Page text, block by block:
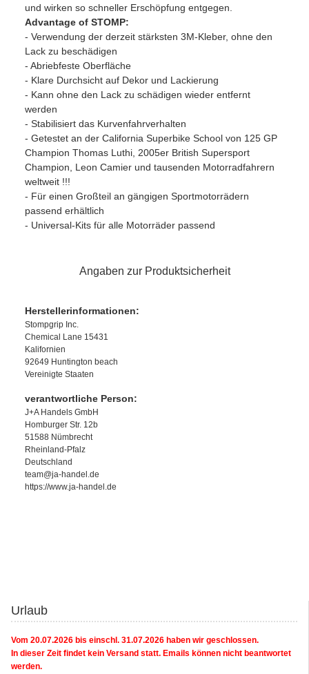
und wirken so schneller Erschöpfung entgegen.
Advantage of STOMP:
- Verwendung der derzeit stärksten 3M-Kleber, ohne den
Lack zu beschädigen
- Abriebfeste Oberfläche
- Klare Durchsicht auf Dekor und Lackierung
- Kann ohne den Lack zu schädigen wieder entfernt
werden
- Stabilisiert das Kurvenfahrverhalten
- Getestet an der California Superbike School von 125 GP
Champion Thomas Luthi, 2005er British Supersport
Champion, Leon Camier und tausenden Motorradfahrern
weltweit !!!
- Für einen Großteil an gängigen Sportmotorrädern
passend erhältlich
- Universal-Kits für alle Motorräder passend
Angaben zur Produktsicherheit
Herstellerinformationen:
Stompgrip Inc.
Chemical Lane 15431
Kalifornien
92649 Huntington beach
Vereinigte Staaten
verantwortliche Person:
J+A Handels GmbH
Homburger Str. 12b
51588 Nümbrecht
Rheinland-Pfalz
Deutschland
team@ja-handel.de
https://www.ja-handel.de
Urlaub
Vom 20.07.2026 bis einschl. 31.07.2026 haben wir geschlossen.
In dieser Zeit findet kein Versand statt. Emails können nicht beantwortet
werden.